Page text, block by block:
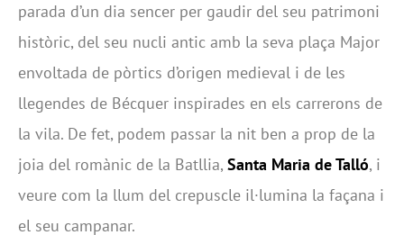
parada d’un dia sencer per gaudir del seu patrimoni
històric, del seu nucli antic amb la seva plaça Major
envoltada de pòrtics d’origen medieval i de les
llegendes de Bécquer inspirades en els carrerons de
la vila. De fet, podem passar la nit ben a prop de la
joia del romànic de la Batllia, Santa Maria de Talló, i
veure com la llum del crepuscle il·lumina la façana i
el seu campanar.